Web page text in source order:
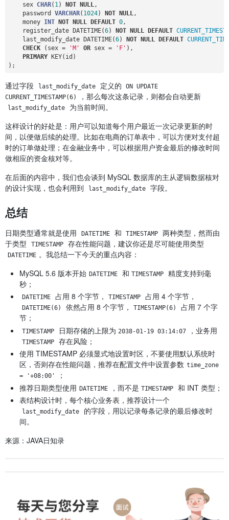
    sex
CHAR( 1) NOT NULL,
    password
VARCHAR( 1024) NOT NULL,
    money
INT NOT NULL DEFAULT 0,
    register_date DATETIME(
6) NOT NULL DEFAULT
    last_modify_date DATETIME(
6) NOT NULL DEFAULT
CHECK (sex = 'M' OR sex = 'F' ),
PRIMARY KEY(id)
通过字段 last_modify_date 定义的
ON UPDATE
CURRENT_TIMESTAMP(6)
，那么每次这条记录，则都会自动更新
last_modify_date
为当前时间。
这样设计的好处是：用户可以知道每个用户最近一次记录更新的时
间，以便做后续的处理。比如在电商的订单表中，可以方便对支付超
时的订单做处理；在金融业务中，可以根据用户资金最后的修改时间
做相应的资金核对等。
在后面的内容中，我们也会谈到 MySQL 数据库的主从逻辑数据核对
的设计实现，也会利用到
last_modify_date 字段。
总结
日期类型通常就是使用 DATETIME 和 TIMESTAMP
两种类型，然而由
于类型
TIMESTAMP 存在性能问题，建议你还是尽可能使用类型
DATETIME 。我总结一下今天的重点内容：
MySQL 5.6 版本开始 DATETIME 和 TIMESTAMP
精度支持到毫
秒；
DATETIME 占用 8 个字节， TIMESTAMP 占用 4 个字节，
DATETIME(6) 依然占用 8 个字节， TIMESTAMP(6)
占用 7 个字
节；
TIMESTAMP 日期存储的上限为 2038-01-19 03:14:07 ，业务用
TIMESTAMP
存在风险；
使用 TIMESTAMP 必须显式地设置时区，不要使用默认系统时
区，否则存在性能问题，推荐在配置文件中设置参数 time_zone
= '+08:00'
；
推荐日期类型使用 DATETIME ，而不是 TIMESTAMP
和 INT 类型；
表结构设计时，每个核心业务表，推荐设计一个
last_modify_date
的字段，用以记录每条记录的最后修改时
间。
来源：JAVA日知录